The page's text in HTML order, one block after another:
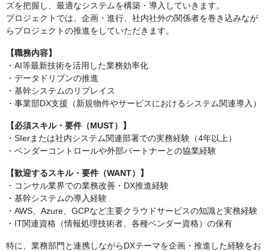
ズを把握し、最適なシステムを構築・導入していきます。
プロジェクトでは、企画・進行、社内社外の関係者を巻き込みなが
らプロジェクトの推進をしていただきます。
【職務内容】
・AI等最新技術を活用した業務効率化
・データドリブンの推進
・基幹システムのリプレイス
・事業部DX支援（新規物件やサービスにおけるシステム関連導入）
【必須スキル・要件（MUST）】
・SIerまたは社内システム関連部署での実務経験（4年以上）
・ベンダーコントロールや外部パートナーとの協業経験
【歓迎するスキル・要件（WANT）】
・コンサル業界での業務改善・DX推進経験
・基幹システムの導入経験
・AWS、Azure、GCPなど主要クラウドサービスの知識と実務経験
・IT関連資格（情報処理技術者、各種ベンダー資格）の保有
特に、業務部門と連携しながらDXテーマを企画・推進した経験をお